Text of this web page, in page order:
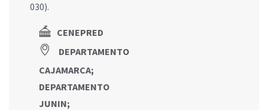
030).
CENEPRED
DEPARTAMENTO
CAJAMARCA;
DEPARTAMENTO
JUNIN;